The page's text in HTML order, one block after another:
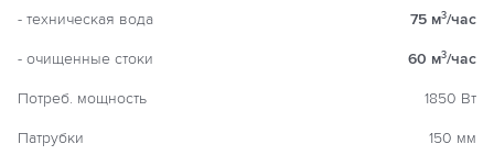
- техническая вода 75 м3/час
- очищенные стоки 60 м3/час
Потреб. мощность 1850 Вт
Патрубки 150 мм